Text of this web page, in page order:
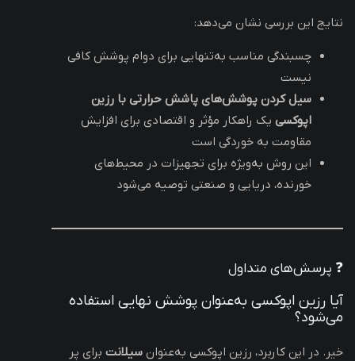
نتایج این بررسی نشان می‌دهد:
چسبندگی مناسب به‌تنهایی برای دوام پوشش کافی
نیست
سیل کردن پوشش‌های پاشش حرارتی با رزین
اپوکسی یک راهکار مؤثر و اقتصادی برای افزایش
مقاومت به خوردگی است
این روش به‌ویژه برای تجهیزات در محیط‌های
خورنده، دریایی و صنعتی توصیه می‌شود
❓ پرسش‌های متداول
آیا رزین اپوکسی به‌عنوان پوشش نهایی استفاده
می‌شود؟
خیر. در این کاربرد، رزین اپوکسی به‌عنوان سیلانت برای پر